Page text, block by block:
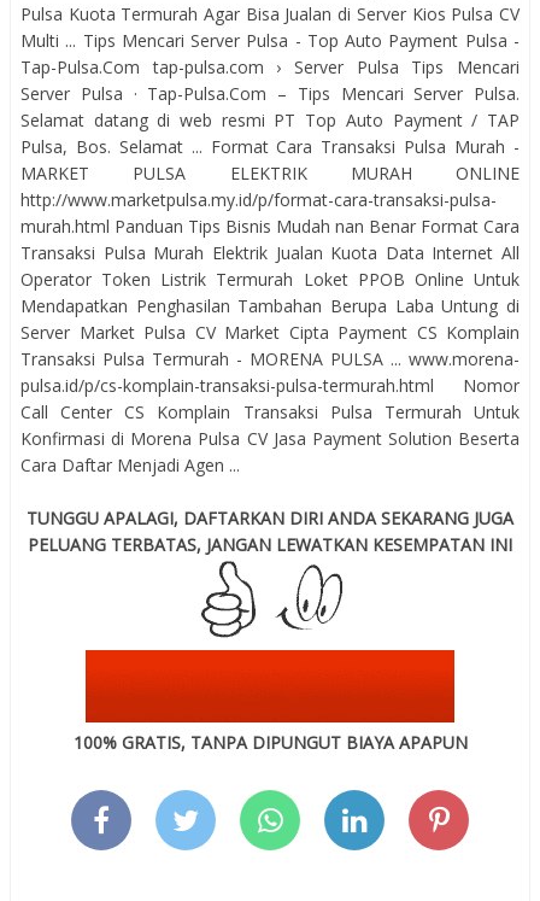
Pulsa Kuota Termurah Agar Bisa Jualan di Server Kios Pulsa CV
Multi ... Tips Mencari Server Pulsa - Top Auto Payment Pulsa -
Tap-Pulsa.Com tap-pulsa.com › Server Pulsa Tips Mencari
Server Pulsa · Tap-Pulsa.Com – Tips Mencari Server Pulsa.
Selamat datang di web resmi PT Top Auto Payment / TAP
Pulsa, Bos. Selamat ... Format Cara Transaksi Pulsa Murah -
MARKET PULSA ELEKTRIK MURAH ONLINE
http://www.marketpulsa.my.id/p/format-cara-transaksi-pulsa-
murah.html Panduan Tips Bisnis Mudah nan Benar Format Cara
Transaksi Pulsa Murah Elektrik Jualan Kuota Data Internet All
Operator Token Listrik Termurah Loket PPOB Online Untuk
Mendapatkan Penghasilan Tambahan Berupa Laba Untung di
Server Market Pulsa CV Market Cipta Payment CS Komplain
Transaksi Pulsa Termurah - MORENA PULSA ... www.morena-
pulsa.id/p/cs-komplain-transaksi-pulsa-termurah.html Nomor
Call Center CS Komplain Transaksi Pulsa Termurah Untuk
Konfirmasi di Morena Pulsa CV Jasa Payment Solution Beserta
Cara Daftar Menjadi Agen ...
TUNGGU APALAGI, DAFTARKAN DIRI ANDA SEKARANG JUGA
PELUANG TERBATAS, JANGAN LEWATKAN KESEMPATAN INI
100% GRATIS, TANPA DIPUNGUT BIAYA APAPUN